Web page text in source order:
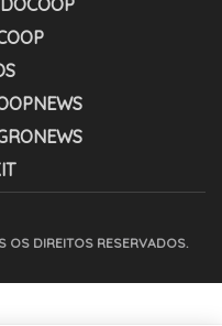
DIREITOS RESERVADOS.